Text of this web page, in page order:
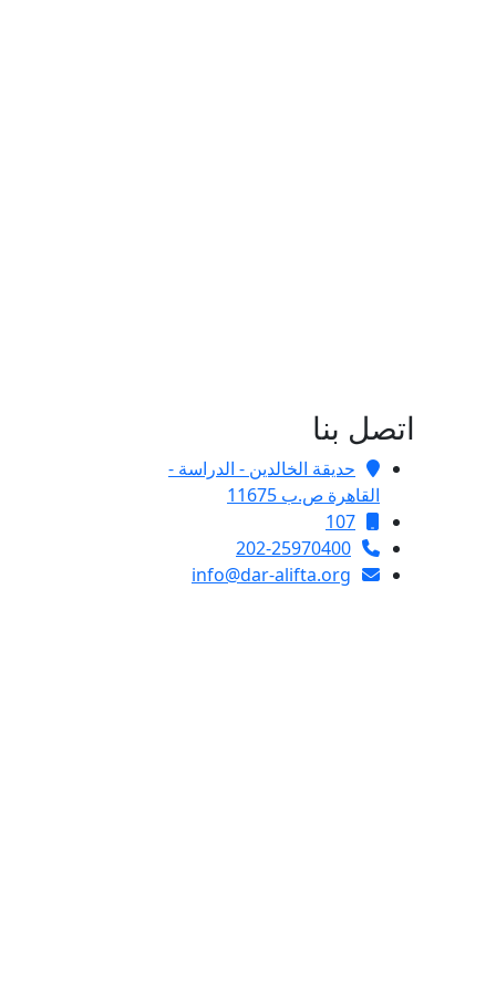
اتصل بنا
حديقة الخالدين - الدراسة -
القاهرة ص.ب 11675
107
202-25970400
info@dar-alifta.org